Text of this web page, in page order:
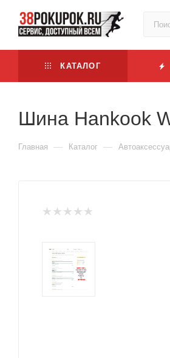
КАТАЛОГ
Шина Hankook
Главная — Каталог —